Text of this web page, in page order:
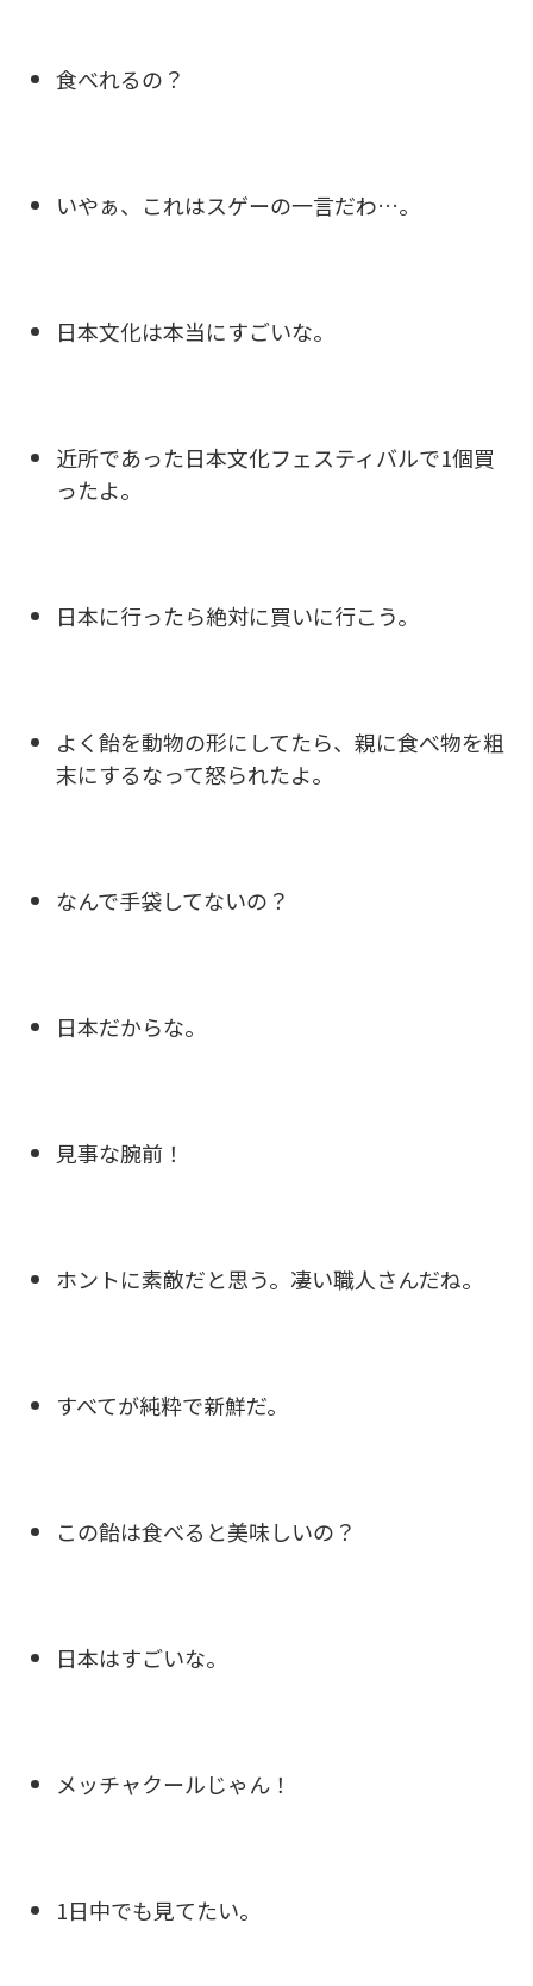
食べれるの？
いやぁ、これはスゲーの一言だわ…。
日本文化は本当にすごいな。
近所であった日本文化フェスティバルで1個買
ったよ。
日本に行ったら絶対に買いに行こう。
よく飴を動物の形にしてたら、親に食べ物を粗
末にするなって怒られたよ。
なんで手袋してないの？
日本だからな。
見事な腕前！
ホントに素敵だと思う。凄い職人さんだね。
すべてが純粋で新鮮だ。
この飴は食べると美味しいの？
日本はすごいな。
メッチャクールじゃん！
1日中でも見てたい。